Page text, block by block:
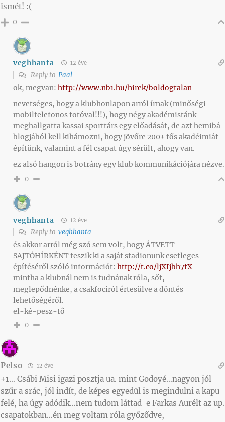
ismét! :(
0
veghhanta 12 éve
Reply to Paal
ok, megvan: http://www.nb1.hu/hirek/boldogtalan
nevetséges, hogy a klubhonlapon arról írnak (minőségi
mobiltelefonos fotóval!!!), hogy négy akadémistánk
meghallgatta kassai sporttárs egy előadását, de azt hemibá
blogjából kell kihámozni, hogy jövőre 200+ fős akadéimiát
építünk, valamint a fél csapat úgy sérült, ahogy van.
ez alsó hangon is botrány egy klub kommunikációjára nézve.
0
veghhanta 12 éve
Reply to veghhanta
és akkor arról még szó sem volt, hogy ÁTVETT
SAJTÓHÍRKÉNT teszik ki a saját stadionunk esetleges
építéséről szóló információt: http://t.co/ljXIjbh7tX
mintha a klubnál nem is tudnának róla, sőt,
meglepődnénke, a csakfociról értesülve a döntés
lehetőségéről.
el-ké-pesz-tő
0
Pelso 12 éve
+1… Csábi Misi igazi posztja ua. mint Godoyé…nagyon jól
szűr a srác, jól indít, de képes egyedül is megindulni a kapu
felé, ha úgy adódik…nem tudom láttad-e Farkas Aurélt az up.
csapatokban…én meg voltam róla győződve,